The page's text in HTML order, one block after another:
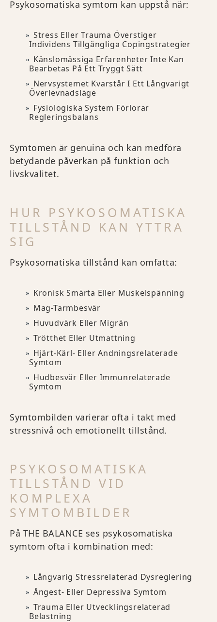
Psykosomatiska symtom kan uppstå när:
Stress Eller Trauma Överstiger
Individens Tillgängliga Copingstrategier
Känslomässiga Erfarenheter Inte Kan
Bearbetas På Ett Tryggt Sätt
Nervsystemet Kvarstår I Ett Långvarigt
Överlevnadsläge
Fysiologiska System Förlorar
Regleringsbalans
Symtomen är genuina och kan medföra
betydande påverkan på funktion och
livskvalitet.
HUR PSYKOSOMATISKA
TILLSTÅND KAN YTTRA
SIG
Psykosomatiska tillstånd kan omfatta:
Kronisk Smärta Eller Muskelspänning
Mag-Tarmbesvär
Huvudvärk Eller Migrän
Trötthet Eller Utmattning
Hjärt-Kärl- Eller Andningsrelaterade
Symtom
Hudbesvär Eller Immunrelaterade
Symtom
Symtombilden varierar ofta i takt med
stressnivå och emotionellt tillstånd.
PSYKOSOMATISKA
TILLSTÅND VID
KOMPLEXA
SYMTOMBILDER
På THE BALANCE ses psykosomatiska
symtom ofta i kombination med:
Långvarig Stressrelaterad Dysreglering
Ångest- Eller Depressiva Symtom
Trauma Eller Utvecklingsrelaterad
Belastning